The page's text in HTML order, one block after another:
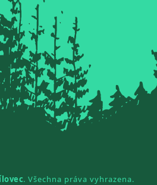
. Všechna práva vyhrazena.